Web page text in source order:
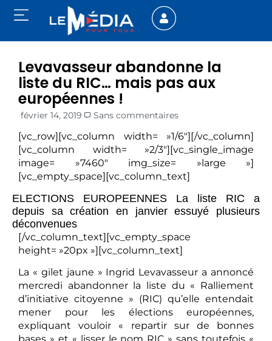
Levavasseur abandonne la
liste du RIC… mais pas aux
européennes !
février 14, 2019 Sans commentaires
[vc_row][vc_column width= »1/6″][/vc_column]
[vc_column width= »2/3″][vc_single_image
image= »7460″ img_size= »large »]
[vc_empty_space][vc_column_text]
ELECTIONS EUROPEENNES La liste RIC a
depuis sa création en janvier essuyé plusieurs
déconvenues
[/vc_column_text][vc_empty_space
height= »20px »][vc_column_text]
La « gilet jaune » Ingrid Levavasseur a annoncé
mercredi abandonner la liste du « Ralliement
d’initiative citoyenne » (RIC) qu’elle entendait
mener pour les élections européennes,
expliquant vouloir « repartir sur de bonnes